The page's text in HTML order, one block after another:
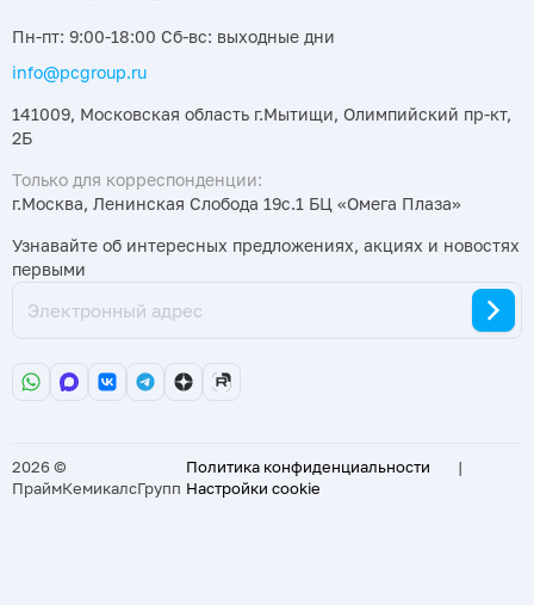
Пн-пт: 9:00-18:00 Сб-вс: выходные дни
info@pcgroup.ru
141009, Московская область г.Мытищи, Олимпийский пр-кт,
2Б
Только для корреспонденции:
г.Москва, Ленинская Слобода 19с.1 БЦ «Омега Плаза»
Узнавайте об интересных предложениях, акциях и новостях
первыми
2026 ©
ПраймКемикалсГрупп
Политика конфиденциальности
|
Настройки cookie